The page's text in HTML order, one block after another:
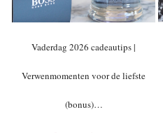
Vaderdag 2026 cadeautips |
Verwenmomenten voor de liefste
(bonus)…